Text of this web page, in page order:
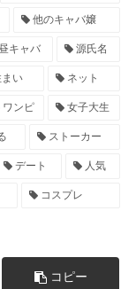
他のキャバ嬢
キャバ 源氏名
い ネット
ワンピ 女子大生
ストーカー
デート 人気
コスプレ
コピー